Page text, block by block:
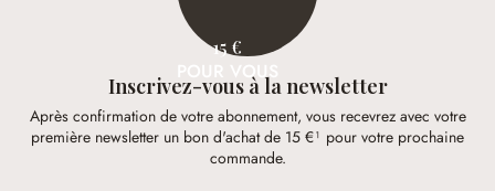
15 €
POUR VOUS
Inscrivez-vous à la newsletter
Après confirmation de votre abonnement, vous recevrez avec votre
première newsletter un bon d'achat de 15 €¹ pour votre prochaine
commande.